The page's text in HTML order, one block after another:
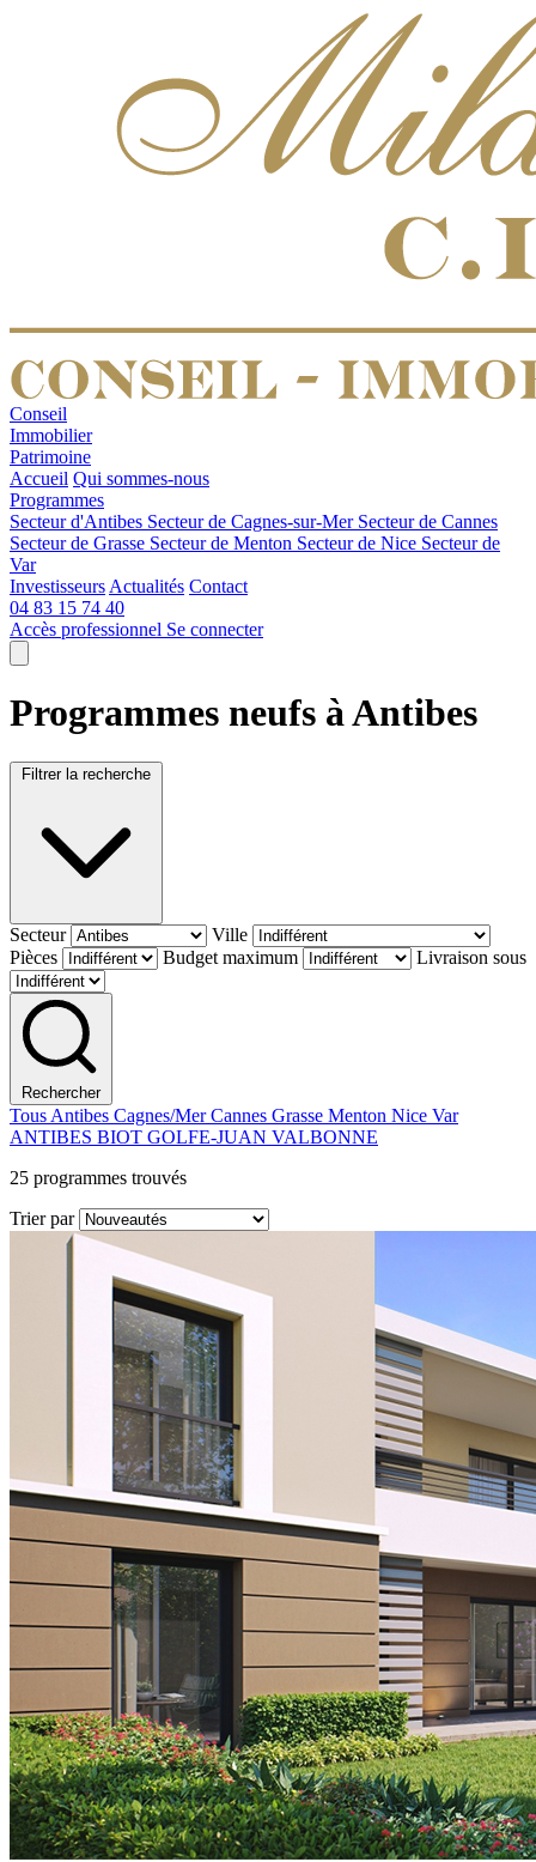
Conseil
Immobilier
Patrimoine
Accueil Qui sommes-nous
Programmes
Secteur d'Antibes Secteur de Cagnes-sur-Mer Secteur de Cannes
Secteur de Grasse Secteur de Menton Secteur de Nice Secteur de
Var
Investisseurs Actualités Contact
04 83 15 74 40
Accès professionnel Se connecter
Programmes neufs à Antibes
Filtrer la recherche
Secteur
Ville
Pièces
Budget maximum Livraison sous
Rechercher
Tous Antibes Cagnes/MerCannes Grasse Menton Nice Var
ANTIBES BIOT GOLFE-JUAN VALBONNE
25 programmes trouvés
Trier par